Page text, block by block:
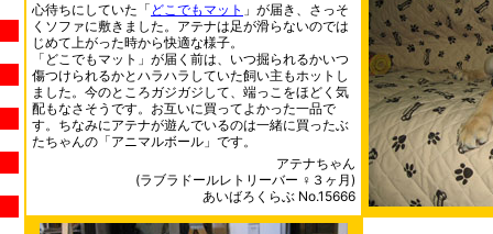
心待ちにしていた「 どこでもマット 」が届き、さっそ
くソファに敷きました。アテナは足が滑らないのでは
じめて上がった時から快適な様子。
「どこでもマット」が届く前は、いつ掘られるかいつ
傷つけられるかとハラハラしていた飼い主もホットし
ました。今のところガジガジして、端っこをほどく気
配もなさそうです。お互いに買ってよかった一品で
す。ちなみにアテナが遊んでいるのは一緒に買ったぶ
たちゃんの「アニマルボール」です。
アテナちゃん
(ラブラドールレトリーバー ♀３ヶ月)
あいばろくらぶ No.15666